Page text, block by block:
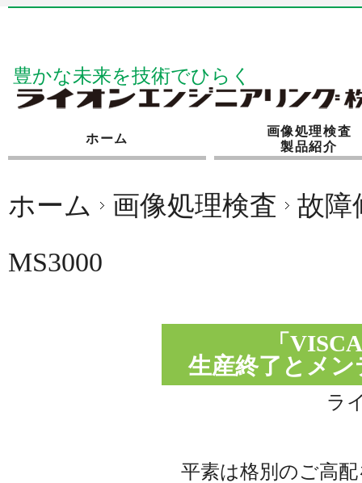
豊かな未来を技術でひらく
ホーム
画像処理検査
製品紹介
ホーム 画像処理検査
故障
MS3000
「
生産終了とメ
ラ
平素は格別のご高配